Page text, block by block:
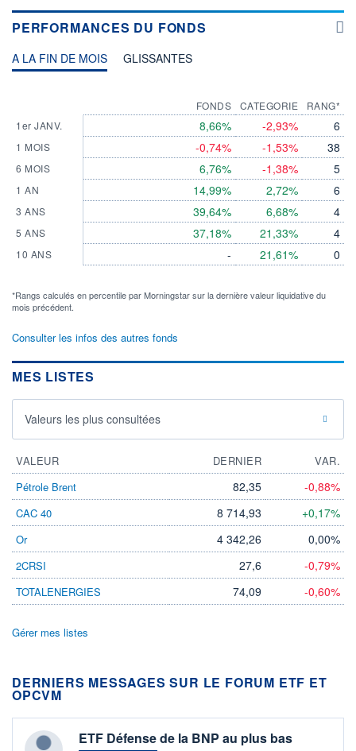
PERFORMANCES DU FONDS
A LA FIN DE MOIS GLISSANTES
1er JANV.
1 MOIS
6 MOIS
1 AN
3 ANS
5 ANS
10 ANS
FONDS
8,66%
-0,74%
6,76%
14,99%
39,64%
37,18%
-
CATEGORIE
-2,93%
-1,53%
-1,38%
2,72%
6,68%
21,33%
21,61%
RANG*
6
38
5
6
4
4
0
*Rangs calculés en percentile par Morningstar sur la dernière valeur liquidative du
mois précédent.
Consulter les infos des autres fonds
MES LISTES
Valeurs les plus consultées
VALEUR DERNIER
VAR.
Pétrole Brent
82,35 -0,88%
CAC 40 8 714,93 +0,17%
Or 4 342,26 0,00%
2CRSI 27,6 -0,79%
TOTALENERGIES 74,09 -0,60%
Gérer mes listes
DERNIERS MESSAGES SUR LE FORUM ETF ET
OPCVM
ETF Défense de la BNP au plus bas